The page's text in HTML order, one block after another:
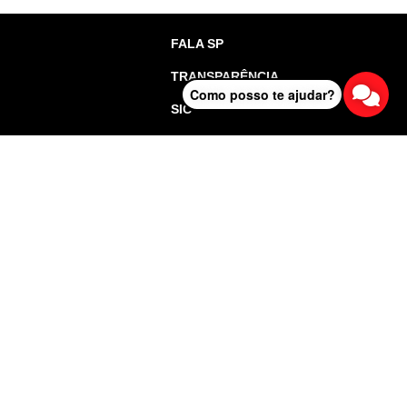
FALA SP
TRANSPARÊNCIA
SIC
Como posso te ajudar?